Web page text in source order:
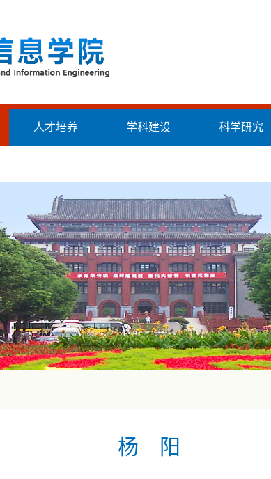
人才培养 学科建设 科学研究
杨 阳